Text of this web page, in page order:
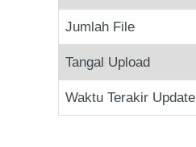
Jumlah File
Tangal Upload
Waktu Terakir Update